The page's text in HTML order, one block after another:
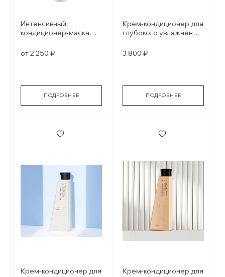
Интенсивный
кондиционер-маска
окрашенных волос
от 2 250 ₽
ПОДРОБНЕЕ
Крем-кондиционер для
глубокого увлажнения
3 800 ₽
ПОДРОБНЕЕ
Крем-кондиционер для
Крем-кондиционер для